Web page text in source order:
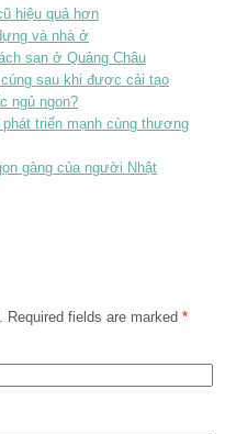
hiệu quả hơn
và nhà ở
sạn ở Quảng Châu
sau khi được cải tạo
ngủ ngon?
triển mạnh cùng thương
gàng của người Nhật
Required fields are marked *